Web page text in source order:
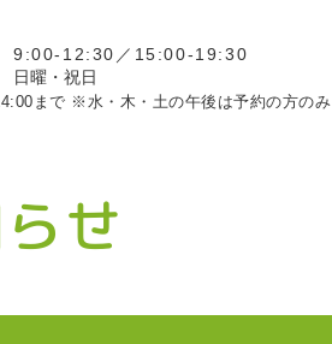
9:00-12:30／15:00-19:30
日曜・祝日
まで ※水・木・土の午後は予約の方のみ
せ
せ
せ
せ
せ
せ
せ
せ
せ
せ
せ
せ
せ
せ
せ
せ
せ
せ
せ
せ
せ
せ
せ
せ
せ
せ
せ
せ
せ
せ
せ
せ
せ
せ
せ
せ
せ
せ
せ
せ
せ
せ
せ
せ
せ
せ
せ
せ
せ
せ
せ
せ
せ
せ
せ
せ
せ
せ
せ
せ
せ
せ
せ
せ
せ
せ